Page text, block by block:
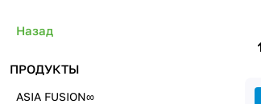
Назад
ПРОДУКТЫ
ASIA FUSION∞